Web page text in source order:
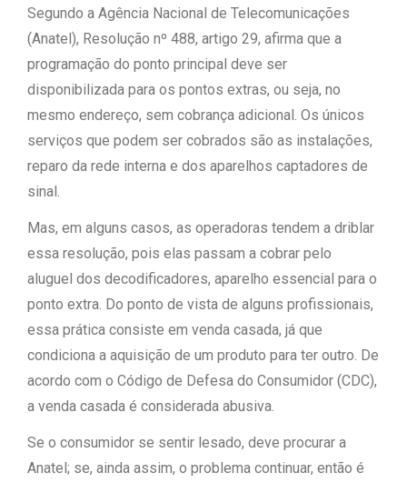
Segundo a Agência Nacional de Telecomunicações
(Anatel), Resolução nº 488, artigo 29, afirma que a
programação do ponto principal deve ser
disponibilizada para os pontos extras, ou seja, no
mesmo endereço, sem cobrança adicional. Os únicos
serviços que podem ser cobrados são as instalações,
reparo da rede interna e dos aparelhos captadores de
sinal.
Mas, em alguns casos, as operadoras tendem a driblar
essa resolução, pois elas passam a cobrar pelo
aluguel dos decodificadores, aparelho essencial para o
ponto extra. Do ponto de vista de alguns profissionais,
essa prática consiste em venda casada, já que
condiciona a aquisição de um produto para ter outro. De
acordo com o Código de Defesa do Consumidor (CDC),
a venda casada é considerada abusiva.
Se o consumidor se sentir lesado, deve procurar a
Anatel; se, ainda assim, o problema continuar, então é